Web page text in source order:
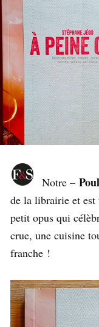
Notre –
de la librairie et est
petit opus qui
crue, une cuisine
franche !